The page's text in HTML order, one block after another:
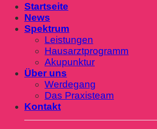
Startseite
News
Spektrum
Leistungen
Hausarztprogramm
Akupunktur
Über uns
Werdegang
Das Praxisteam
Kontakt